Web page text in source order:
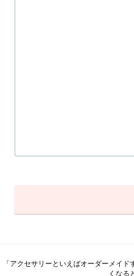
「アクセサリーといえばオーダーメイ
くなる